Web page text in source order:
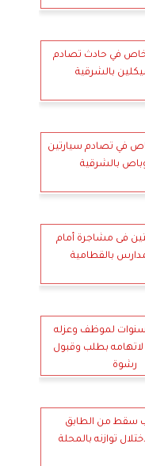
4 أشخاص في حادث تصادم
بالشرقية
أشخاص في تصادم سيارتين
بالشرقية
فى مشاجرة أمام
بالقطامية
المشدد 10 سنوات لموظف وعزله
بطلب وقبول
رشوة
سقط من الطابق
توازنه بالمحلة